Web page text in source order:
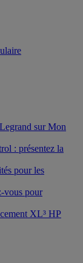
sur Mon
: présentez la
pour les
vous pour
XL³ HP